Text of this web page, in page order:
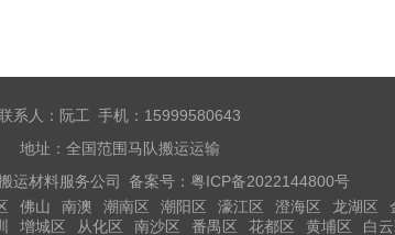
系人：阮工 手机：15999580643
地址：全国范围马队搬运运输
运材料服务公司 备案号： 粤ICP备2022144800号
佛山 南澳 潮南区 潮阳区 濠江区 澄海区 龙湖区
增城区 从化区 南沙区 番禺区 花都区 黄埔区 白